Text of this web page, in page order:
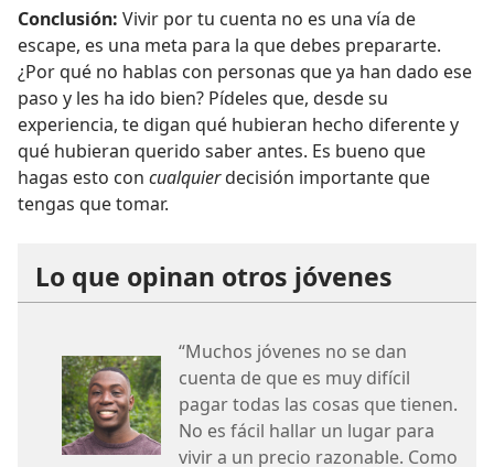
Conclusión: Vivir por tu cuenta no es una vía de
escape, es una meta para la que debes prepararte.
¿Por qué no hablas con personas que ya han dado ese
paso y les ha ido bien? Pídeles que, desde su
experiencia, te digan qué hubieran hecho diferente y
qué hubieran querido saber antes. Es bueno que
hagas esto con cualquierdecisión importante que
tengas que tomar.
Lo que opinan otros jóvenes
“Muchos jóvenes no se dan
cuenta de que es muy difícil
pagar todas las cosas que tienen.
No es fácil hallar un lugar para
vivir a un precio razonable. Como